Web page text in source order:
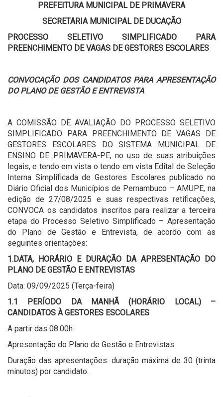
PREFEITURA MUNICIPAL DE PRIMAVERA
SECRETARIA MUNICIPAL DE DUCAÇÃO
PROCESSO SELETIVO SIMPLIFICADO PARA
PREENCHIMENTO DE VAGAS DE GESTORES ESCOLARES
CONVOCAÇÃO DOS CANDIDATOS PARA APRESENTAÇÃO
DO PLANO DE GESTÃO E ENTREVISTA
A COMISSÃO DE AVALIAÇÃO DO PROCESSO SELETIVO
SIMPLIFICADO PARA PREENCHIMENTO DE VAGAS DE
GESTORES ESCOLARES DO SISTEMA MUNICIPAL DE
ENSINO DE PRIMAVERA-PE, no uso de suas atribuições
legais, e tendo em vista o tendo em vista Edital de Seleção
Interna Simplificada de Gestores Escolares publicado no
Diário Oficial dos Municípios de Pernambuco – AMUPE, na
edição de 27/08/2025 e suas respectivas retificações,
CONVOCA os candidatos inscritos para realizar a terceira
etapa do Processo Seletivo Simplificado – Apresentação
do Plano de Gestão e Entrevista, de acordo com as
seguintes orientações:
1.DATA, HORÁRIO E DURAÇÃO DA APRESENTAÇÃO DO
PLANO DE GESTÃO E ENTREVISTAS
Data: 09/09/2025 (Terça-feira)
1.1 PERÍODO DA MANHÃ (HORÁRIO LOCAL) –
CANDIDATOS À GESTORES ESCOLARES
A partir das 08:00h.
Apresentação do Plano de Gestão e Entrevistas
Duração das apresentações: duração máxima de 30 (trinta
minutos) por candidato.